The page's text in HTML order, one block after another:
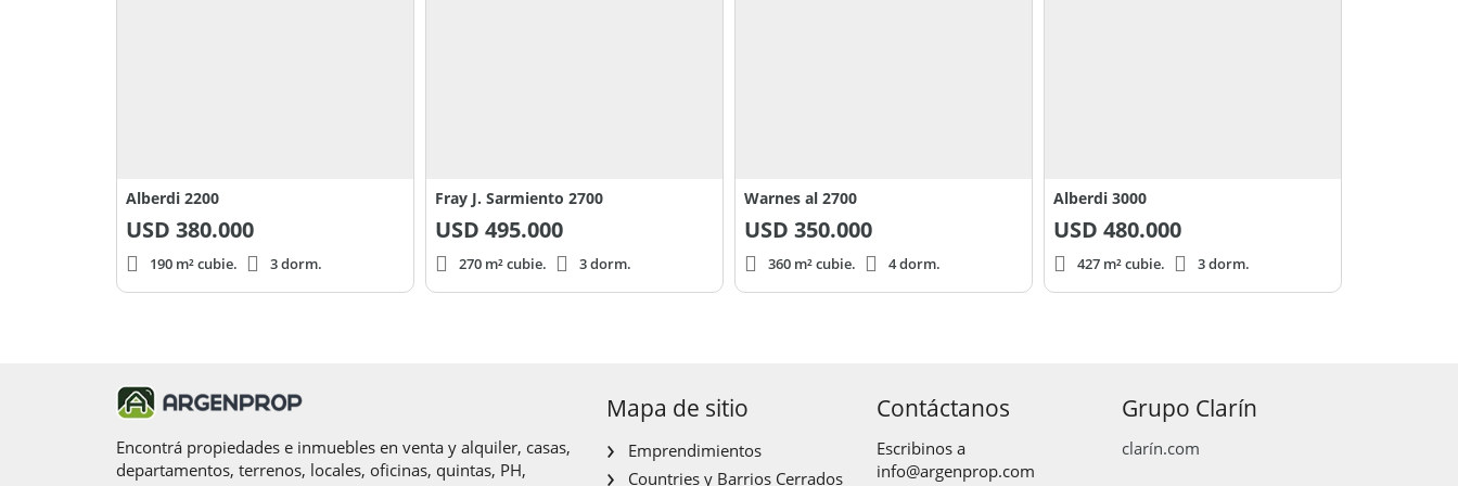
Alberdi 2200
USD 380.000
190 m² cubie. 3 dorm.
Fray J. Sarmiento 2700
USD 495.000
270 m² cubie. 3 dorm.
Warnes al 2700
USD 350.000
360 m² cubie. 4 dorm.
Alberdi 3000
USD 480.000
427 m² cubie. 3 dorm.
Encontrá propiedades e inmuebles en venta y alquiler, casas,
departamentos, terrenos, locales, oficinas, quintas, PH,
Mapa de sitio
Emprendimientos
Countries y Barrios Cerrados
Contáctanos
Escribinos a
info@argenprop.com
Grupo Clarín
clarín.com